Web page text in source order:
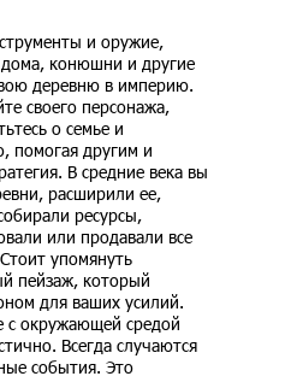
и оружие,
конюшни и другие
деревню в империю.
своего персонажа,
о семье и
помогая другим и
В средние века вы
расширили ее,
ресурсы,
или продавали все
упомянуть
пейзаж, который
для ваших усилий.
с окружающей средой
Всегда случаются
события. Это